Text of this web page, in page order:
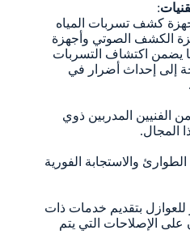
:
كشف تسربات المياه
الكشف الصوتي وأجهزة
يضمن اكتشاف التسربات
إلى إحداث أضرار في
الفنيين المدربين ذوي
المجال.
والاستجابة الفورية
للعوازل بتقديم خدمات ذات
الإصلاحات التي يتم